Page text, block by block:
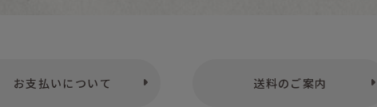
お支払いについて 送料のご案内